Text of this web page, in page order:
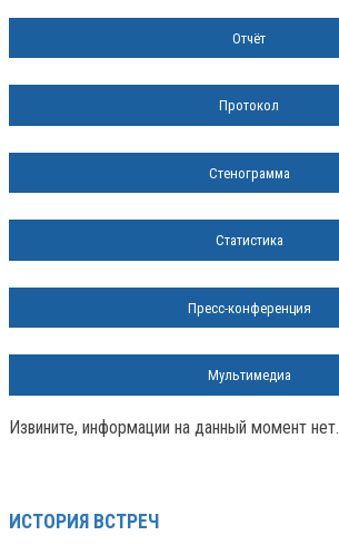
Отчёт
Протокол
Стенограмма
Статистика
Пресс-конференция
Мультимедиа
Извините, информации на данный момент нет.
ИСТОРИЯ ВСТРЕЧ